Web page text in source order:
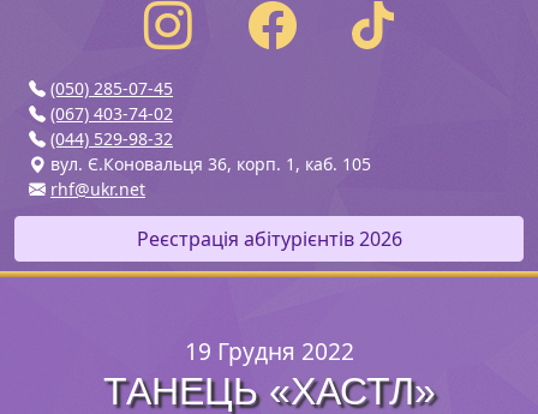
(050) 285-07-45
(067) 403-74-02
(044) 529-98-32
вул. Є.Коновальця 36, корп. 1, каб. 105
rhf@ukr.net
Реєстрація абітурієнтів 2026
19 Грудня 2022
ТАНЕЦЬ «ХАСТЛ»